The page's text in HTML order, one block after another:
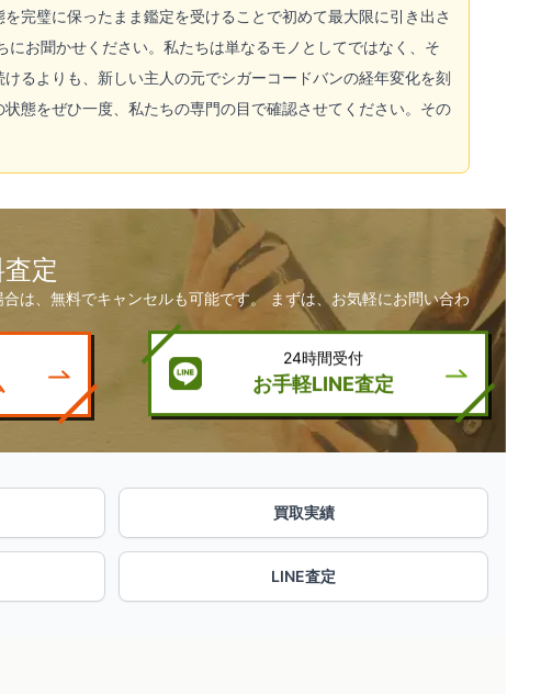
完璧に保ったまま鑑定を受けることで初めて最大限に引き出さ
お聞かせください。私たちは単なるモノとしてではなく、そ
るよりも、新しい主人の元でシガーコードバンの経年変化を刻
態をぜひ一度、私たちの専門の目で確認させてください。その
定
は、無料でキャンセルも可能です。 まずは、お気軽にお問い合わ
24時間受付
お手軽LINE査定
買取実績
LINE査定